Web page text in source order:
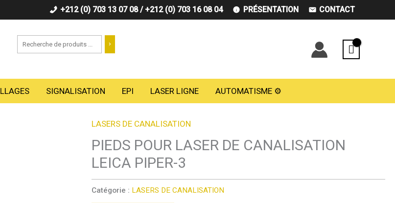
+212 (0) 703 13 07 08 / +212 (0) 703 16 08 04 PRÉSENTATION CONTACT
SIGNALISATION EPI LASER LIGNE AUTOMATISME ⚙️
LASERS DE CANALISATION
PIEDS POUR LASER DE CANALISATION
LEICA PIPER-3
Catégorie : LASERS DE CANALISATION